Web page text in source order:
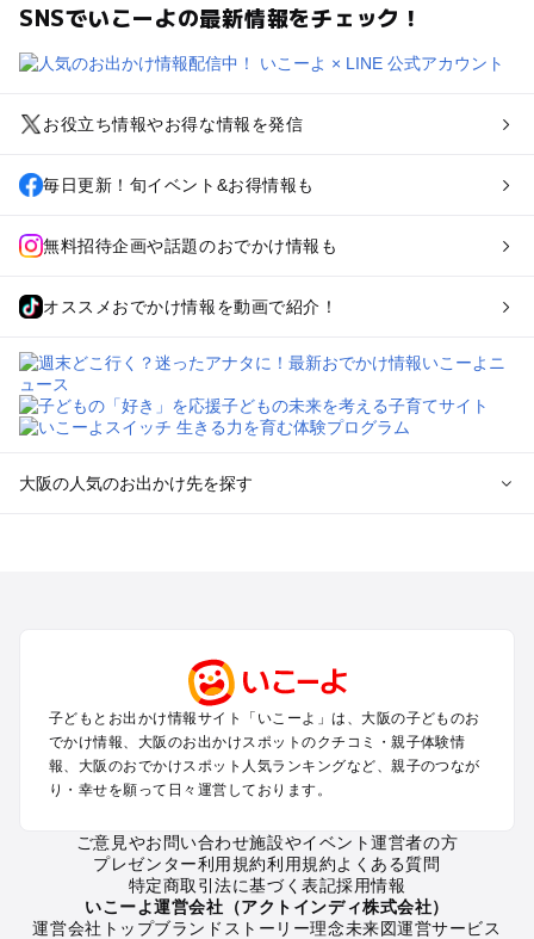
SNSでいこーよの最新情報をチェック！
お役立ち情報やお得な情報を発信
毎日更新！旬イベント&お得情報も
無料招待企画や話題のおでかけ情報も
オススメおでかけ情報を動画で紹介！
大阪の人気のお出かけ先を探す
梅田・キタ・淀屋橋・本町・福島のプールお出かけ
東大阪・八尾・寝屋川・守口・門真のプールお出かけ
大阪ベイエリア（USJ・南港）のプールお出かけ
なんば・心斎橋・道頓堀・四ツ橋・ミナミのプールお出かけ
天王寺・阿倍野・上本町・長居のプールお出かけ
新大阪・江坂・十三のプールお出かけ
大阪の定番お出かけスポット
大阪の遊園地
子どもとお出かけ情報サイト「いこーよ」は、大阪の子どものお
でかけ情報、大阪のお出かけスポットのクチコミ・親子体験情
報、大阪のおでかけスポット人気ランキングなど、親子のつなが
り・幸せを願って日々運営しております。
ご意見やお問い合わせ施設やイベント運営者の方
プレゼンター利用規約利用規約よくある質問
特定商取引法に基づく表記採用情報
いこーよ運営会社（アクトインディ株式会社）
運営会社トップブランドストーリー理念未来図運営サービス